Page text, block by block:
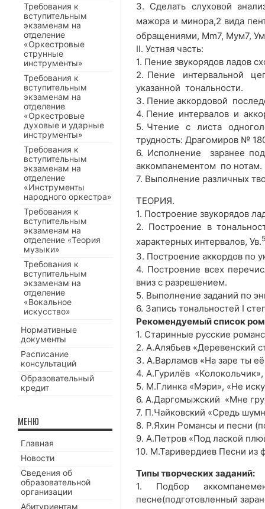
3. Сделать слуховой
мажора и минора,2 вида
обращениями, Мm7, Mум7,
II. Устная часть:
1. Пение звукорядов ладов
2. Пение интервальной
указанной тональности.
3. Пение аккордовой
4. Пение интервалов и
5. Чтение с листа
трудность: Драгомиров №
6. Исполнение заранее
аккомпанементом по нотам.
7. Выполнение различных
ТЕОРИЯ.
1. Построение звукорядов
2. Построение в
характерных интервалов, Ув.
3. Построение аккордов по
4. Построение всех
вниз с разрешением.
5. Выполнение заданий по
6. Запись тональностей I
Рекомендуемый список
1. Старинные русские
2. А.Алябьев «Деревенский
3. А.Варламов «На заре ты
4. А.Гурилёв
5. М.Глинка «Мэри», «Не
6. А.Даргомыжский «Мне
7. П.Чайковский «Средь
8. Р.Яхин Романсы и песни
9. А.Петров «Под лаской
10. М.Таривердиев Песни из
Типы творческих заданий:
1. Подбор
песне(подготовленный
Требования к
вступительным
экзаменам на
отделение
«Оркестровые
струнные
инструменты»
Требования к
вступительным
экзаменам на
отделение
«Оркестровые
духовые и ударные
инструменты»
Требования к
вступительным
экзаменам на
отделение
«Инструменты
народного оркестра»
Требования к
вступительным
экзаменам на
отделение «Теория
музыки»
Требования к
вступительным
экзаменам на
отделение
«Вокальное
искусство»
Нормативные
документы
Расписание
консультаций
Образовательный
кредит
МЕНЮ
Главная
Новости
Сведения об
образовательной
организации
Абитуриентам